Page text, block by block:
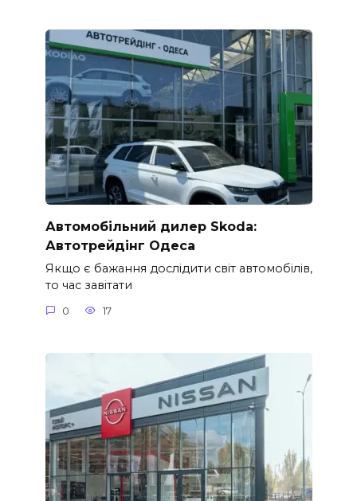
Автомобільний дилер Skoda:
Автотрейдінг Одеса
Якщо є бажання дослідити світ автомобілів,
то час завітати
0 17